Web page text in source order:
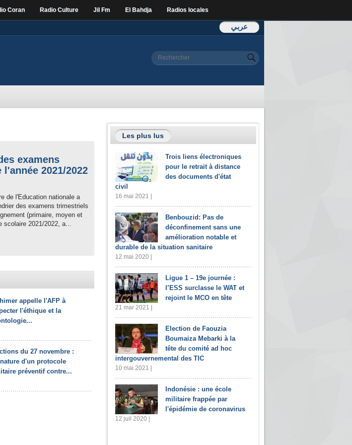
Coran Radio Culture Jil Fm El Bahdja Radios locales
عربي
Formulaire de
Rechercher
examens
2021/2022
de l'Education nationale a
des examens trimestriels
(primaire, moyen et
scolaire 2021/2022, a...
appelle l'AFP à
l'éthique et la
du 27 novembre :
d'un protocole
préventif contre...
Les plus lus
Trois liens électroniques
pour le retrait à distance
des documents d'état
civil
16 mai 2021 |
Benbouzid: Pas de
déconfinement sans une
amélioration notable et
durable de la situation sanitaire
12 mai 2020 |
Ligue 1 – 19e journée :
l’ESS surclasse le WAT et
rejoint le MCO en tête
21 mar 2021 |
Election de Faouzia
Boumaiza Mebarki à la
tête du comité ad hoc
intergouvernemental des TIC
10 mai 2021 |
Indonésie : une école
militaire frappée par
l'épidémie de coronavirus
12 juil 2020 |